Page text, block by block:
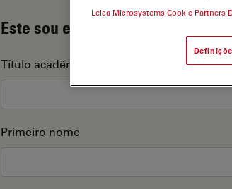
Este sou eu
Título acadêmico
Primeiro nome
Leica Microsystems Cookie Partners